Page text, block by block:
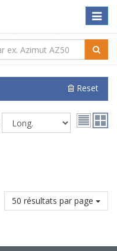
Toggle
Reset
50 résultats par page